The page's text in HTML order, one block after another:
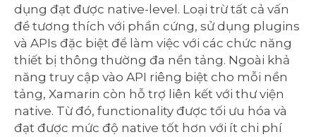
dụng đạt được native-level. Loại trừ tất cả vấn
đề tương thích với phần cứng, sử dụng plugins
và APIs đặc biệt để làm việc với các chức năng
thiết bị thông thường đa nền tảng. Ngoài khả
năng truy cập vào API riêng biệt cho mỗi nền
tảng, Xamarin còn hỗ trợ liên kết với thư viện
native. Từ đó, functionality được tối ưu hóa và
đạt được mức độ native tốt hơn với ít chi phí